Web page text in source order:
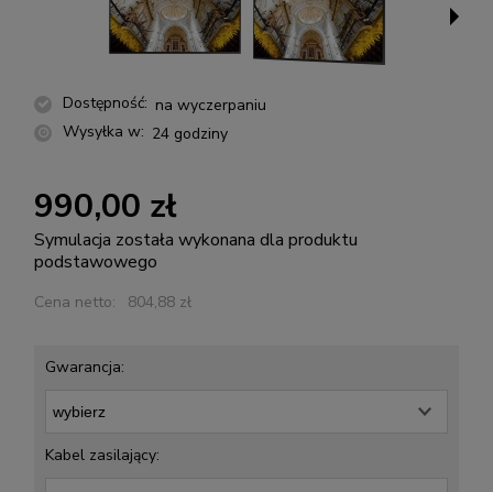
Dostępność: na wyczerpaniu
Wysyłka w: 24 godziny
990,00 zł
Symulacja została wykonana dla produktu
podstawowego
Cena netto: 804,88 zł
Gwarancja:
Kabel zasilający: